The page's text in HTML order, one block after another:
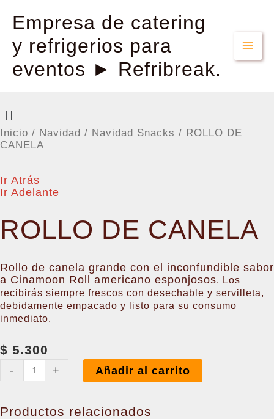
Empresa de catering
y refrigerios para
eventos ► Refribreak.
Menú
Inicio / Navidad / Navidad Snacks / ROLLO DE
CANELA
Ir Atrás
Ir Adelante
ROLLO DE CANELA
Rollo de canela grande con el inconfundible sabor
a Cinamoon Roll americano esponjosos. Los
recibirás siempre frescos con desechable y servilleta,
debidamente empacado y listo para su consumo
inmediato.
$ 5.300
-
ROLLO
+ Añadir al carrito
Productos relacionados